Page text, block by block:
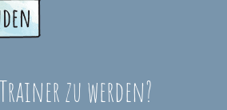
zu werden?